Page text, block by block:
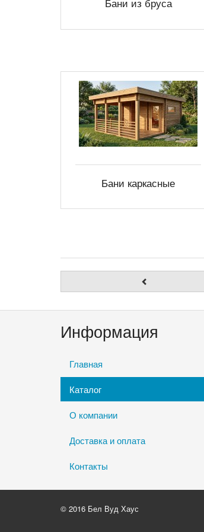
Бани из бруса
Бани каркасные
Информация
Главная
Каталог
О компании
Доставка и оплата
Контакты
© 2016 Бел Вуд Хаус